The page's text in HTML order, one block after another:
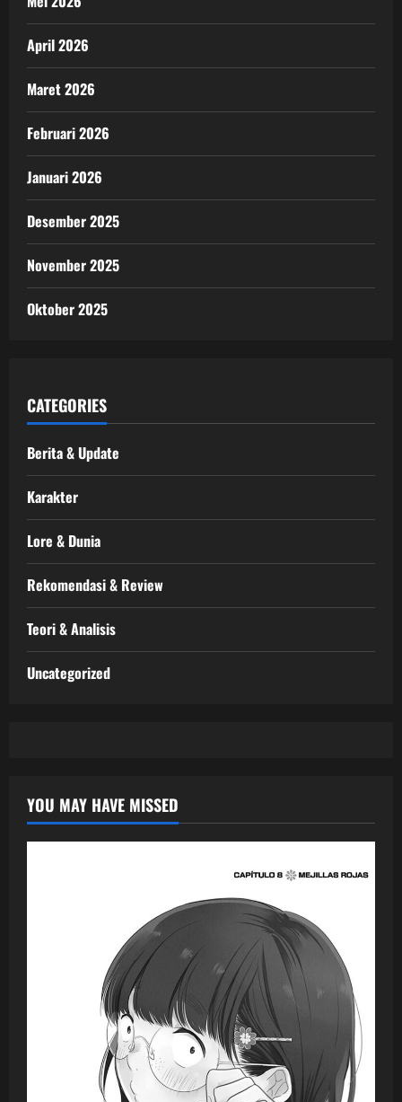
April 2026
Maret 2026
Februari 2026
Januari 2026
Desember 2025
November 2025
Oktober 2025
CATEGORIES
Berita & Update
Karakter
Lore & Dunia
Rekomendasi & Review
Teori & Analisis
Uncategorized
YOU MAY HAVE MISSED